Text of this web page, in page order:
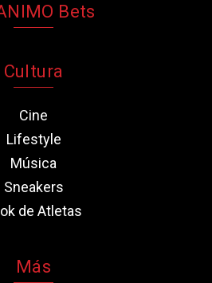
Bets
Cultura
Cine
Lifestyle
Música
Sneakers
de Atletas
Más